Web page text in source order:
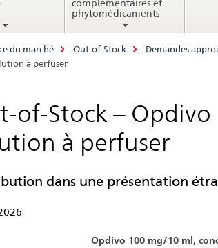
contact
complémentaires et
phytomédicaments
du marché Out-of-Stock
Demandes
à perfuser
of-Stock –
à perfuser
dans une présentation
Opdivo 100 mg/10 ml,